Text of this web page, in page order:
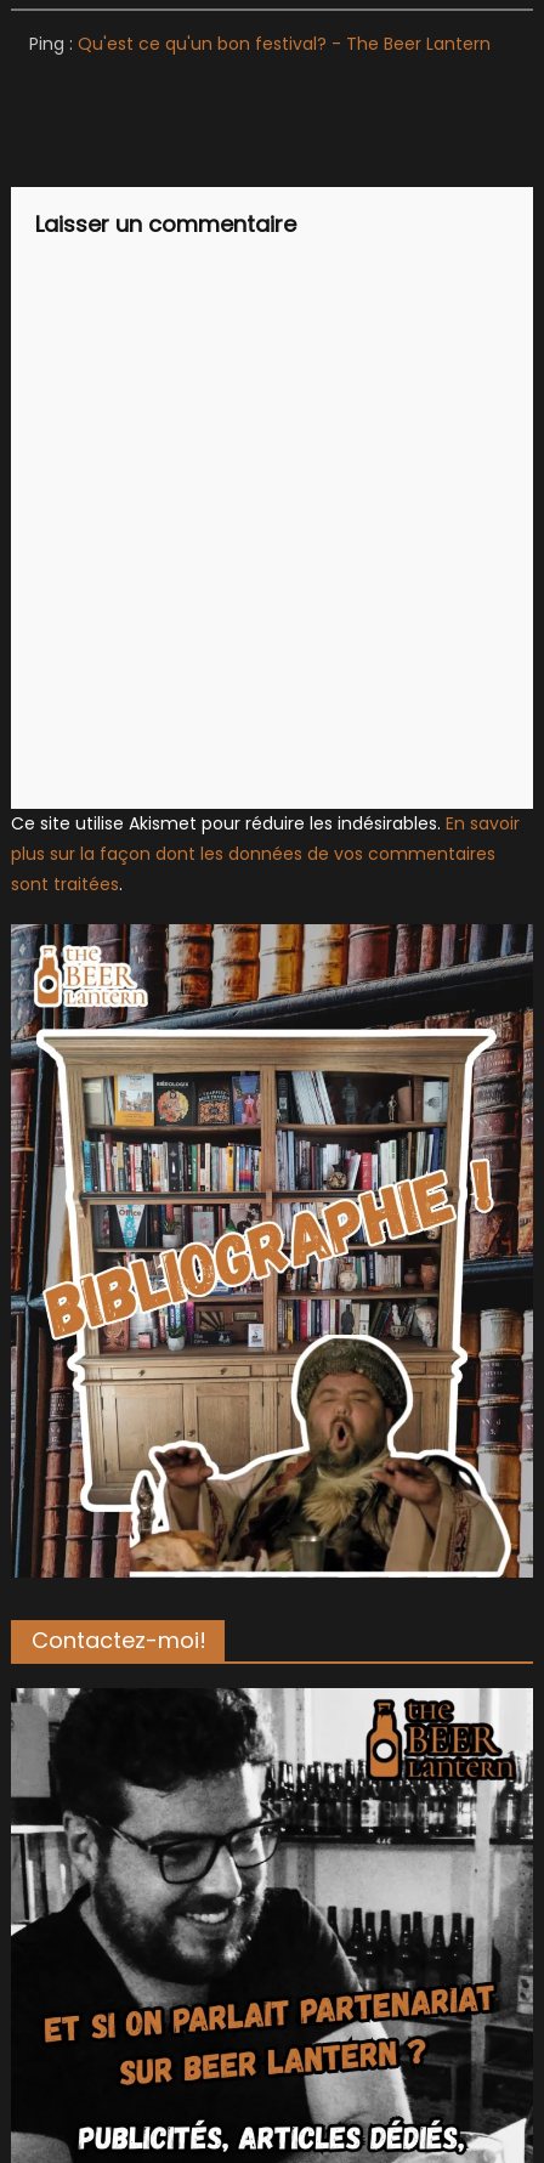
Ping : Qu'est ce qu'un bon festival? - The Beer Lantern
Laisser un commentaire
Ce site utilise Akismet pour réduire les indésirables. En savoir
plus sur la façon dont les données de vos commentaires
sont traitées.
Contactez-moi!